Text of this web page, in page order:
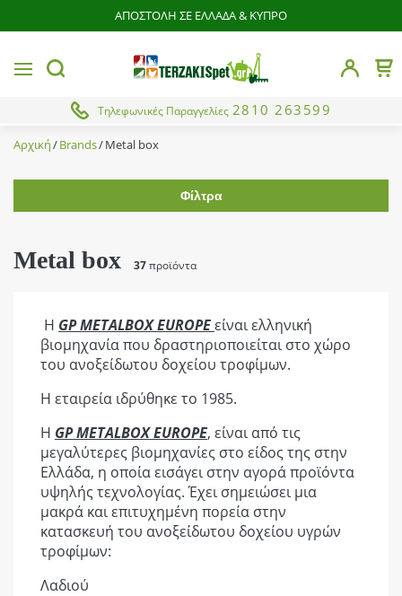
ΑΠΟΣΤΟΛΗ ΣΕ ΕΛΛΑΔΑ & ΚΥΠΡΟ
Τηλεφωνικές Παραγγελίες 2810 263599
MENUbutton.search Το
Αρχική Brands Metal box
Φίλτρα
Έως
BEST SELLER
ΝΕΟ
Λίτρα
Ανοιχτού Τύπου Καπάκι
Βιδωτό Καπάκι
Υποκατηγορίες
Ανοξείδωτα Δοχεία Λαδιού & Κρασιού
Βάσεις & Στεφάνια Ανοξείδωτων Δοχείων
Πλωτήρες & Κάνουλες Ανοξείδωτων Δοχείων
Metal box 37προϊόντα
Η GP METALBOX EUROPEείναι ελληνική
βιομηχανία που δραστηριοποιείται στο χώρο
του ανοξείδωτου δοχείου τροφίμων.
Η εταιρεία ιδρύθηκε το 1985.
Η GP METALBOX EUROPE, είναι από τις
μεγαλύτερες βιομηχανίες στο είδος της στην
Ελλάδα, η οποία εισάγει στην αγορά προϊόντα
υψηλής τεχνολογίας. Έχει σημειώσει μια
μακρά και επιτυχημένη πορεία στην
κατασκευή του ανοξείδωτου δοχείου υγρών
τροφίμων:
Λαδιού